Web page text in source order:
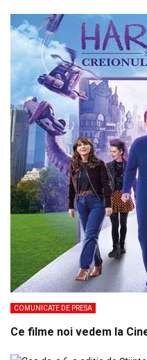
COMUNICATE DE PRESA
Ce filme noi vedem la